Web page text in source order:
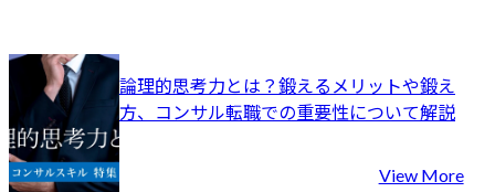
論理的思考力とは？鍛えるメリットや鍛え
方、コンサル転職での重要性について解説
View More